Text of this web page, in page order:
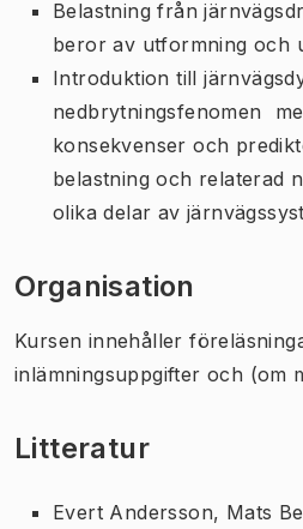
Belastning från
beror av utformning och
Introduktion till
nedbrytningsfenomen 
konsekvenser och
belastning och relaterad
olika delar av
Organisation
Kursen innehåller
inlämningsuppgifter och (om
Litteratur
Evert Andersson, Mats